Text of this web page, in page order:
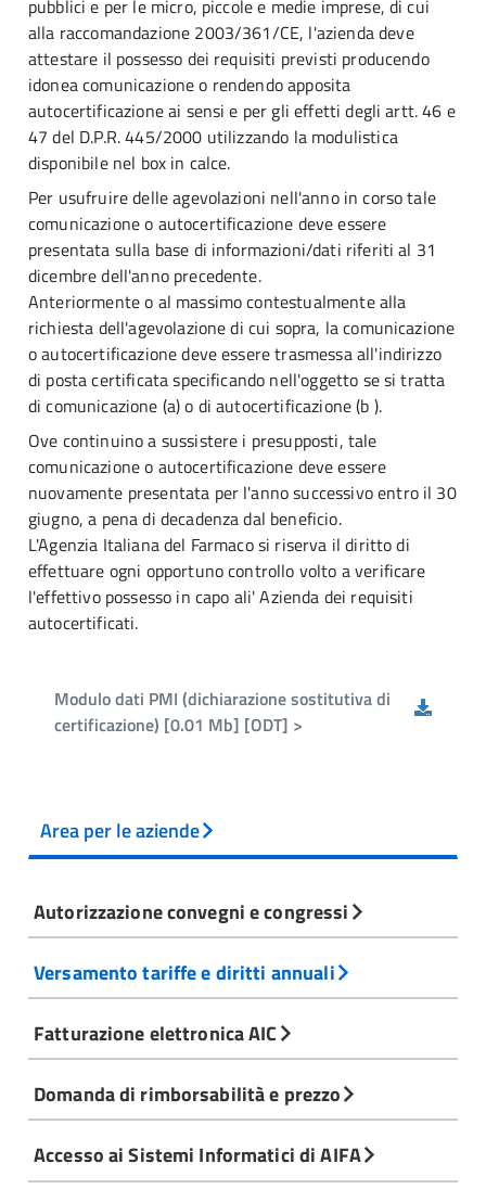
pubblici e per le micro, piccole e medie imprese, di cui
alla raccomandazione 2003/361/CE, l'azienda deve
attestare il possesso dei requisiti previsti producendo
idonea comunicazione o rendendo apposita
autocertificazione ai sensi e per gli effetti degli artt. 46 e
47 del D.P.R. 445/2000 utilizzando la modulistica
disponibile nel box in calce.
Per usufruire delle agevolazioni nell'anno in corso tale
comunicazione o autocertificazione deve essere
presentata sulla base di informazioni/dati riferiti al 31
dicembre dell'anno precedente.
Anteriormente o al massimo contestualmente alla
richiesta dell'agevolazione di cui sopra, la comunicazione
o autocertificazione deve essere trasmessa all'indirizzo
di posta certificata specificando nell'oggetto se si tratta
di comunicazione (a) o di autocertificazione (b ).
Ove continuino a sussistere i presupposti, tale
comunicazione o autocertificazione deve essere
nuovamente presentata per l'anno successivo entro il 30
giugno, a pena di decadenza dal beneficio.
L'Agenzia Italiana del Farmaco si riserva il diritto di
effettuare ogni opportuno controllo volto a verificare
l'effettivo possesso in capo ali' Azienda dei requisiti
autocertificati.
Modulo dati PMI (dichiarazione sostitutiva di
certificazione) [0.01 Mb] [ODT] >
Area per le aziende
Autorizzazione convegni e congressi
Versamento tariffe e diritti annuali
Fatturazione elettronica AIC
Domanda di rimborsabilità e prezzo
Accesso ai Sistemi Informatici di AIFA